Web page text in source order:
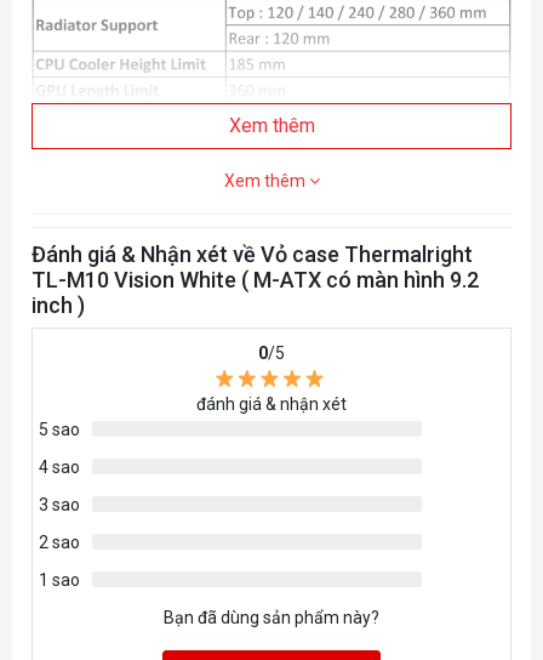
Xem thêm
Xem thêm
Đánh giá & Nhận xét về Vỏ case Thermalright
TL-M10 Vision White ( M-ATX có màn hình 9.2
inch )
0/5
đánh giá & nhận xét
5 sao
4 sao
3 sao
2 sao
1 sao
Bạn đã dùng sản phẩm này?